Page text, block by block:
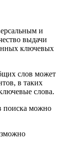
и
выдачи
ключевых
слов может
в таких
слова.
поиска можно